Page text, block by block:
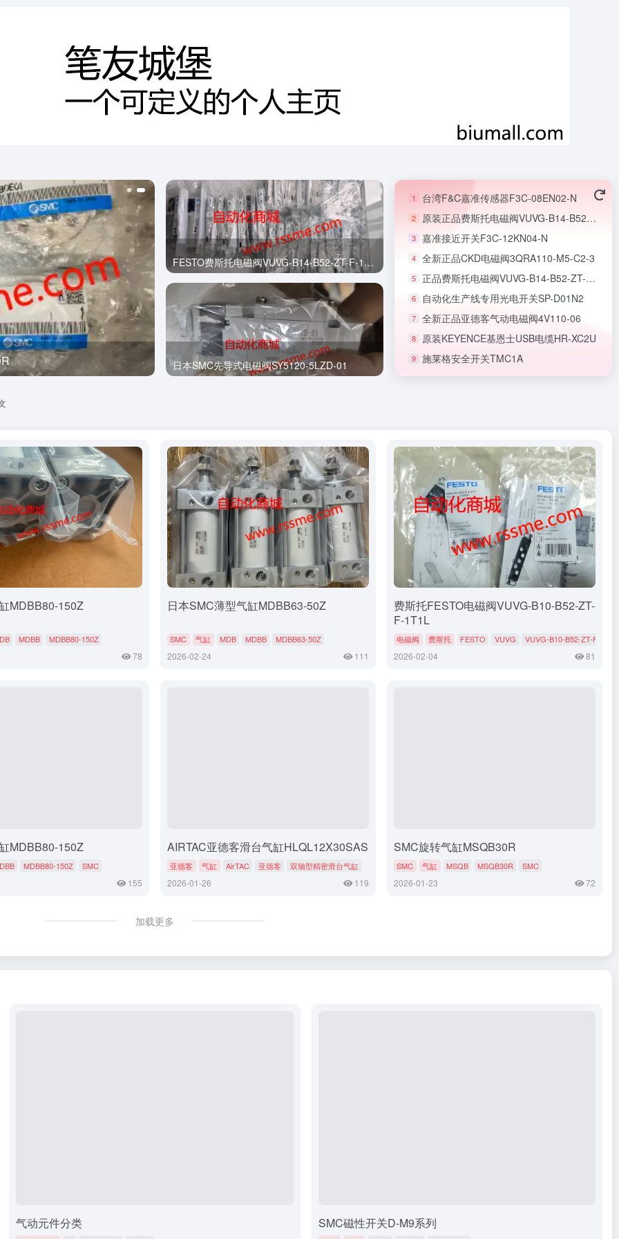
全新正品SMC节流阀AS1201F-M5-06A
FESTO费斯托电磁阀VUVG-B14-B52-ZT-F-1T1L-F1A
日本SMC先导式电磁阀SY5120-5LZD-01
1 台湾F&C嘉准传感器F3C-08EN02-N
2 原装正品费斯托电磁阀VUVG-B14-B52-ZT-F-1T1L-F1A
3 嘉准接近开关F3C-12KN04-N
4 全新正品CKD电磁阀3QRA110-M5-C2-3
5 正品费斯托电磁阀VUVG-B14-B52-ZT-F-1T1L-EX2C
6 自动化生产线专用光电开关SP-D01N2
7 全新正品亚德客气动电磁阀4V110-06
8 原装KEYENCE基恩士USB电缆HR-XC2U
9 施莱格安全开关TMC1A
MDBB80-150Z
MDBB MDBB80-150Z
78
日本SMC薄型气缸MDBB63-50Z
SMC 气缸 MDB MDBB MDBB63-50Z
2026-02-24 111
费斯托FESTO电磁阀VUVG-B10-B52-ZT-
F-1T1L
电磁阀 费斯托 FESTO VUVG VUVG-B10-B52-ZT-F-1T1L
2026-02-04 81
MDBB80-150Z
MDBB80-150Z SMC
155
AIRTAC亚德客滑台气缸HLQL12X30SAS
亚德客 气缸 AirTAC 亚德客 双轴型精密滑台气缸
2026-01-26 119
SMC旋转气缸MSQB30R
SMC 气缸 MSQB MSQB30R SMC
2026-01-23 72
加载更多
气动元件分类​ SMC磁性开关D-M9系列